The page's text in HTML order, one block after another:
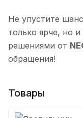
Не упустите
только ярче, но
решениями от
обращения!
Товары